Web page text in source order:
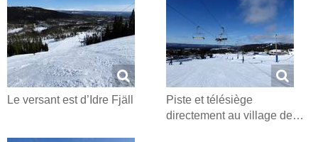
Le versant est d’Idre Fjäll
Piste et télésiège
directement au village de…